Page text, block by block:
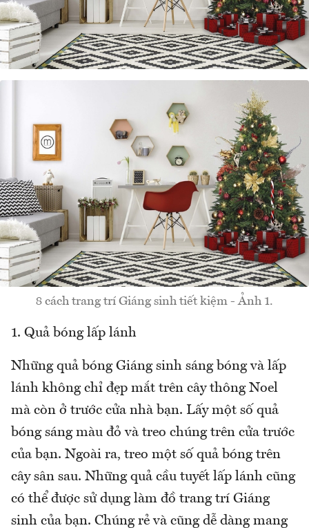
8 cách trang trí Giáng sinh tiết kiệm - Ảnh 1.
1. Quả bóng lấp lánh
Những quả bóng Giáng sinh sáng bóng và lấp
lánh không chỉ đẹp mắt trên cây thông Noel
mà còn ở trước cửa nhà bạn. Lấy một số quả
bóng sáng màu đỏ và treo chúng trên cửa trước
của bạn. Ngoài ra, treo một số quả bóng trên
cây sân sau. Những quả cầu tuyết lấp lánh cũng
có thể được sử dụng làm đồ trang trí Giáng
sinh của bạn. Chúng rẻ và cũng dễ dàng mang